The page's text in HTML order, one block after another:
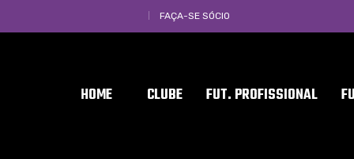
FAÇA-SE SÓCIO
HOME CLUBE FUT. PROFISSIONAL